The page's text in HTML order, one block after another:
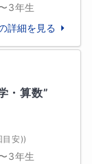
も子どもた
の協力なく
ていて、何
はないでしょ
いっしょに
3年生
詳細を見る
・算数”
目安))
3年生